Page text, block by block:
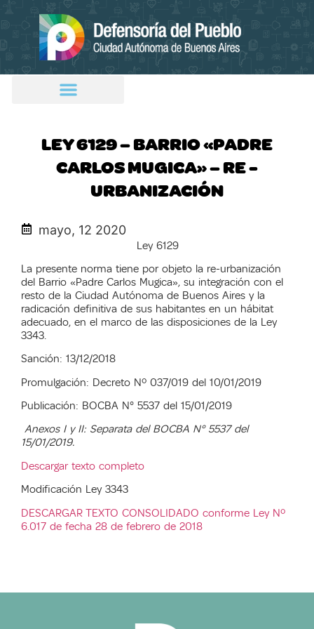
LEY 6129 – BARRIO «PADRE
CARLOS MUGICA» – RE -
URBANIZACIÓN
mayo, 12 2020
Ley 6129
La presente norma tiene por objeto la re-urbanización
del Barrio «Padre Carlos Mugica», su integración con el
resto de la Ciudad Autónoma de Buenos Aires y la
radicación definitiva de sus habitantes en un hábitat
adecuado, en el marco de las disposiciones de la Ley
3343.
Sanción: 13/12/2018
Promulgación: Decreto Nº 037/019 del 10/01/2019
Publicación: BOCBA N° 5537 del 15/01/2019
Anexos I y II: Separata del BOCBA N° 5537 del
15/01/2019.
Descargar texto completo
Modificación Ley 3343
DESCARGAR TEXTO CONSOLIDADO conforme Ley Nº
6.017 de fecha 28 de febrero de 2018